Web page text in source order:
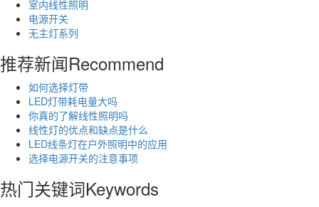
室内线性照明
电源开关
无主灯系列
推荐新闻Recommend
如何选择灯带
LED灯带耗电量大吗
你真的了解线性照明吗
线性灯的优点和缺点是什么
LED线条灯在户外照明中的应用
选择电源开关的注意事项
热门关键词Keywords